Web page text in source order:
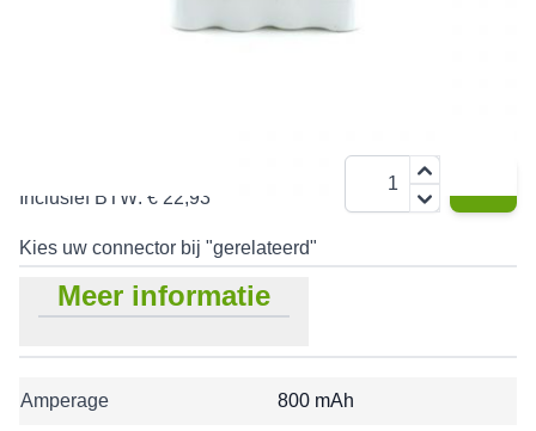
Inclusief BTW: € 22,93
Kies uw connector bij "gerelateerd"
Meer informatie
Amperage 800 mAh